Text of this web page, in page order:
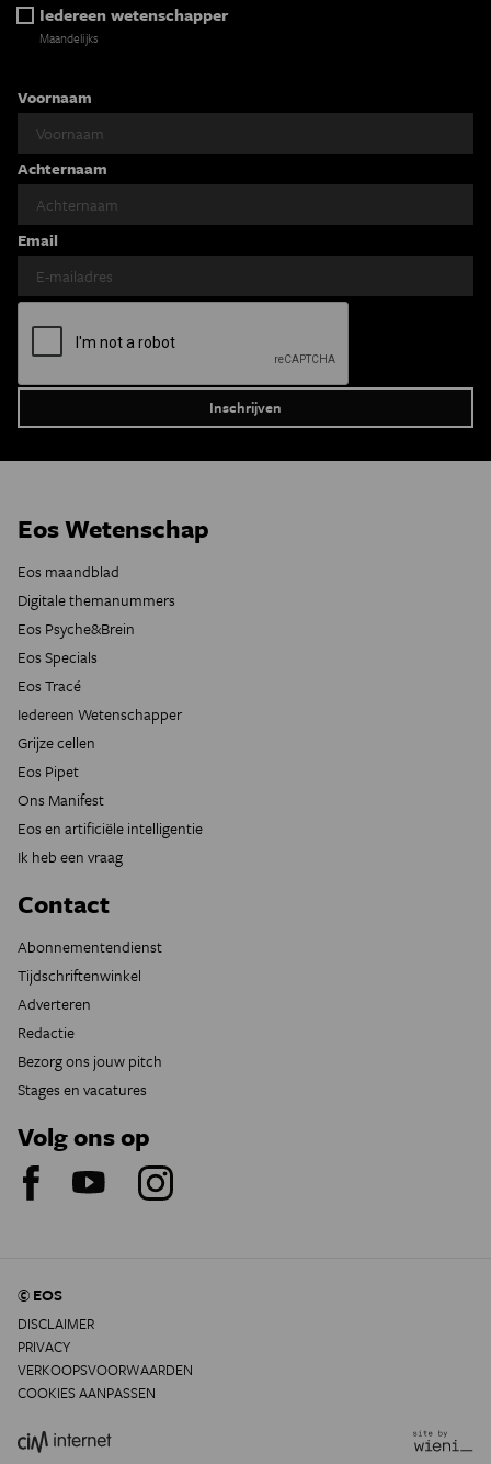
Iedereen wetenschapper
Maandelijks
Voornaam
Achternaam
Email
Eos Wetenschap
Eos maandblad
Digitale themanummers
Eos Psyche&Brein
Eos Specials
Eos Tracé
Iedereen Wetenschapper
Grijze cellen
Eos Pipet
Ons Manifest
Eos en artificiële intelligentie
Ik heb een vraag
Contact
Abonnementendienst
Tijdschriftenwinkel
Adverteren
Redactie
Bezorg ons jouw pitch
Stages en vacatures
Volg ons op
© EOS
DISCLAIMER
PRIVACY
VERKOOPSVOORWAARDEN
COOKIES AANPASSEN